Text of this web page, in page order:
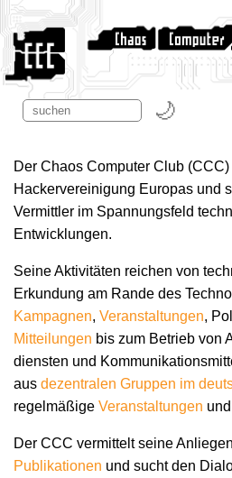
Der Chaos Computer Club
Hackervereinigung Europas und
Vermittler im Spannungsfeld
Entwicklungen.
Seine Aktivitäten reichen von
Erkundung am Rande des
Kampagnen, Veranstaltungen,
Mitteilungen bis zum Betrieb von
diensten und
aus dezentralen Gruppen im
regelmäßige Veranstaltungen
Der CCC vermittelt seine
Publikationen und sucht den